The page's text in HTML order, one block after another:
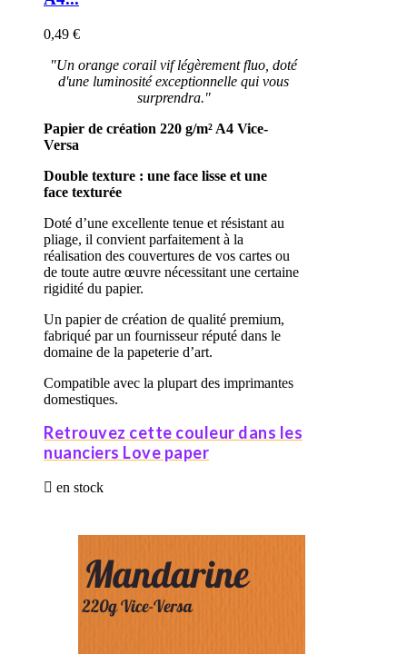
0,49 €
"Un orange corail vif légèrement fluo, doté
d'une luminosité exceptionnelle qui vous
surprendra."
Papier de création 220 g/m² A4 Vice-
Versa
Double texture : une face lisse et une
face texturée
Doté d’une excellente tenue et résistant au
pliage, il convient parfaitement à la
réalisation des couvertures de vos cartes ou
de toute autre œuvre nécessitant une certaine
rigidité du papier.
Un papier de création de qualité premium,
fabriqué par un fournisseur réputé dans le
domaine de la papeterie d’art.
Compatible avec la plupart des imprimantes
domestiques.
Retrouvez cette couleur dans les
nuanciers Love paper
 en stock